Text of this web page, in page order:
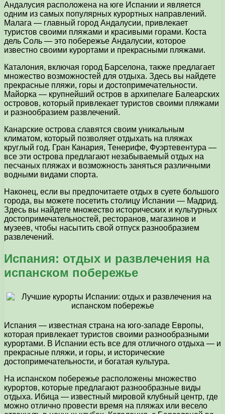
Андалусия расположена на юге Испании и является
одним из самых популярных курортных направлений.
Малага — главный город Андалусии, привлекает
туристов своими пляжами и красивыми горами. Коста
дель Соль — это побережье Андалусии, которое
известно своими курортами и прекрасными пляжами.
Каталония, включая город Барселона, также предлагает
множество возможностей для отдыха. Здесь вы найдете
прекрасные пляжи, горы и достопримечательности.
Майорка — крупнейший остров в архипелаге Балеарских
островов, который привлекает туристов своими пляжами
и разнообразием развлечений.
Канарские острова славятся своим уникальным
климатом, который позволяет отдыхать на пляжах
круглый год. Гран Канария, Тенерифе, Фуэртевентура —
все эти острова предлагают незабываемый отдых на
песчаных пляжах и возможность заняться различными
водными видами спорта.
Наконец, если вы предпочитаете отдых в суете большого
города, вы можете посетить столицу Испании — Мадрид.
Здесь вы найдете множество исторических и культурных
достопримечательностей, ресторанов, магазинов и
музеев, чтобы насытить свой отпуск разнообразием
развлечений.
Испания: отдых и развлечения на
испанском побережье
Испания — известная страна на юго-западе Европы,
которая привлекает туристов своими разнообразными
курортами. В Испании есть все для отличного отдыха — и
прекрасные пляжи, и горы, и исторические
достопримечательности, и богатая культура.
На испанском побережье расположены множество
курортов, которые предлагают разнообразные виды
отдыха. Ибица — известный мировой клубный центр, где
можно отлично провести время на пляжах или весело